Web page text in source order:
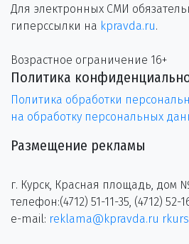
Для электронных СМИ
гиперссылки на kpravda.ru.
Возрастное ограничение 16+
Политика
Политика обработки
на обработку персональных
Размещение рекламы
г. Курск, Красная площадь, дом
телефон:(4712) 51-11-35, (4712) 52-
e-mail: reklama@kpravda.ru